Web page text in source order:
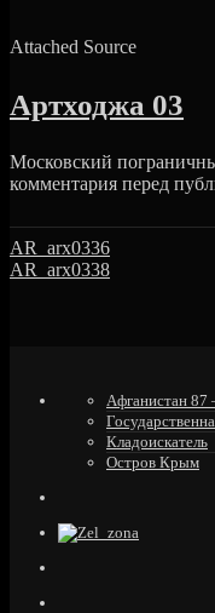
Attached Source
Артходжа 03
Московский
комментария перед
AR_arx0336
AR_arx0338
Афганистан 87
Кладоискатель
Остров Крым